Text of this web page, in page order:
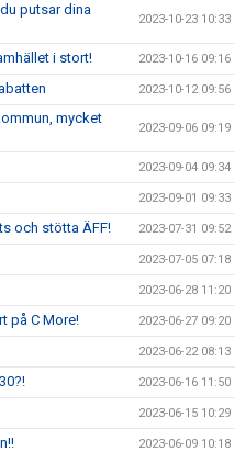
putsar dina
2023-10-23 10:33
i stort! 2023-10-16 09:16
2023-10-12 09:56
mycket
2023-09-06 09:19
2023-09-04 09:34
2023-09-01 09:33
och stötta ÄFF! 2023-07-31 09:52
2023-07-05 07:18
2023-06-28 11:20
på C More! 2023-06-27 09:20
2023-06-22 08:13
2023-06-16 11:50
2023-06-15 10:29
2023-06-09 10:18